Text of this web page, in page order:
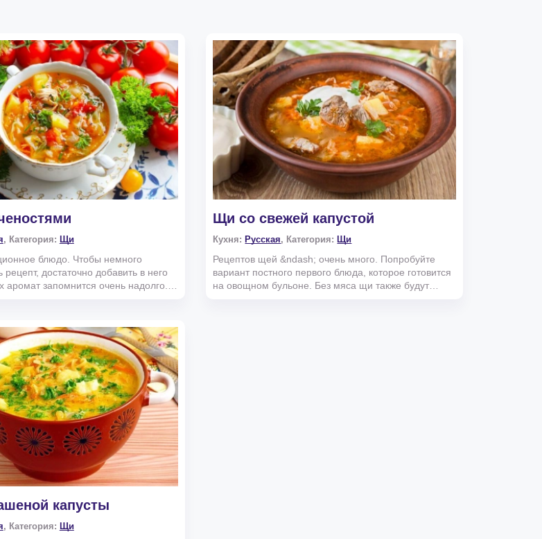
, Категория: Щи
блюдо. Чтобы немного
рецепт, достаточно добавить в него
аромат запомнится очень надолго.
Щи со свежей капустой
Кухня: Русская, Категория: Щи
Рецептов щей &ndash; очень много. Попробуйте
вариант постного первого блюда, которое готовится
на овощном бульоне. Без мяса щи также будут
капусты
, Категория: Щи